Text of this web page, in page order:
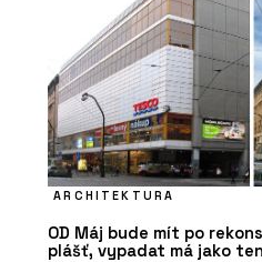
ARCHITEKTURA
OD Máj bude mít po
plášť, vypadat má jako